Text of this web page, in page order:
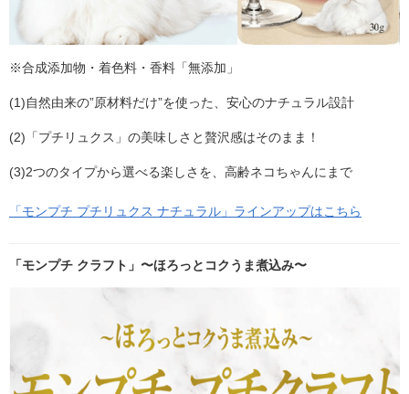
※合成添加物・着色料・香料「無添加」
(1)自然由来の”原材料だけ”を使った、安心のナチュラル設計
(2)「プチリュクス」の美味しさと贅沢感はそのまま！
(3)2つのタイプから選べる楽しさを、高齢ネコちゃんにまで
「モンプチ プチリュクス ナチュラル」ラインアップはこちら
「モンプチ クラフト」〜ほろっとコクうま煮込み〜